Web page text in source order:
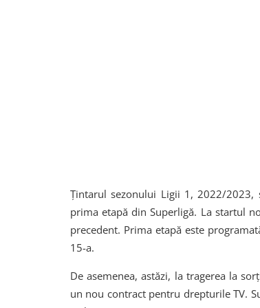
Țintarul sezonului Ligii 1, 2022/2023,
prima etapă din Superligă. La startul
precedent. Prima etapă este
15-a.
De asemenea, astăzi, la tragerea la
un nou contract pentru drepturile TV.